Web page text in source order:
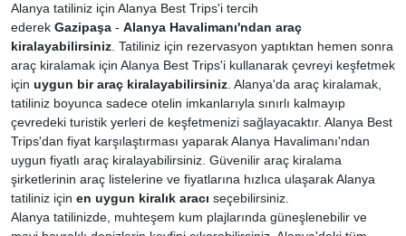
Alanya tatiliniz için Alanya Best Trips'i tercih
ederek Gazipaşa - Alanya Havalimanı'ndan araç
kiralayabilirsiniz . Tatiliniz için rezervasyon yaptıktan hemen sonra
araç kiralamak için Alanya Best Trips'i kullanarak çevreyi keşfetmek
için uygun bir araç kiralayabilirsiniz . Alanya'da araç kiralamak,
tatiliniz boyunca sadece otelin imkanlarıyla sınırlı kalmayıp
çevredeki turistik yerleri de keşfetmenizi sağlayacaktır. Alanya Best
Trips'dan fiyat karşılaştırması yaparak Alanya Havalimanı'ndan
uygun fiyatlı araç kiralayabilirsiniz. Güvenilir araç kiralama
şirketlerinin araç listelerine ve fiyatlarına hızlıca ulaşarak Alanya
tatiliniz için en uygun kiralık aracı seçebilirsiniz.
Alanya tatilinizde, muhteşem kum plajlarında güneşlenebilir ve